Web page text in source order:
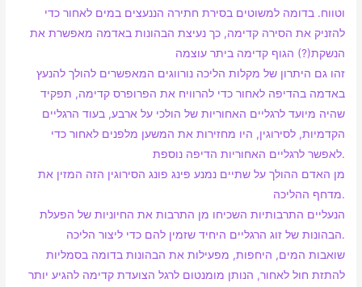
וטווח. בדומה למשוטים בסירת חתירה הננעצים במים לאחור כדי
להזניק את הסירה קדימה, כך נעיצת הבהונות באדמה מאפשרת את
הנשקת(?) הגוף קדימה ביתר עוצמה
זהו גם היתרון של מקלות הליכה נורווגים המאפשרים להולך להנעץ
באדמה בהדיפה לאחור כדי להרוויח את הפרופרס קדימה, תפקיד
שהיה מיועד לרגליים האחוריות של הולכי על ארבע, בעוד הרגליים
הקדמיות, לסירוגין, היו מחזירות את המשען מלפנים לאחור כדי
לאפשר לרגליים האחוריות הדיפה נוספת.
מן האדם ההולך על שתיים נמנע פינג פונג הסירוגין הזה המזין את
מדחף ההליכה.
הנעליים התרבותיות השכיחו מן התרבות את החיוניות של הפעלת
הבהונות של זוג הרגליים היחיד שזמין להם כדי ליצור הליכה.
שואבות המים, היחפות, מפעילות את הבהונות בדומה בסמליות
להתזת חול לאחור, הנותן מומנטום לרגל הצועדת קדימה להגיע יותר